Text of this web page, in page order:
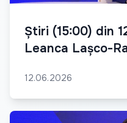
Știri (15:00) din
Leanca Lașco-
12.06.2026